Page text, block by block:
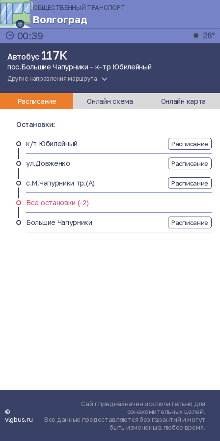
ОБЩЕСТВЕННЫЙ ТРАНСПОРТ
Волгоград
00:39
28°
Автобус 117К
пос.Большие Чапурники - к-тр Юбилейный
Другие направления маршрута
Расписание Онлайн схема Онлайн карта
Остановки:
к/т Юбилейный Расписание
ул.Довженко Расписание
с.М.Чапурники тр.(А) Расписание
Все остановки (-2)
Большие Чапурники Расписание
©
vlgbus.ru
Сайт предназначен исключительно для
ознакомительных целей.
Все данные предоставляются без гарантий и могут
быть изменены в любое время.